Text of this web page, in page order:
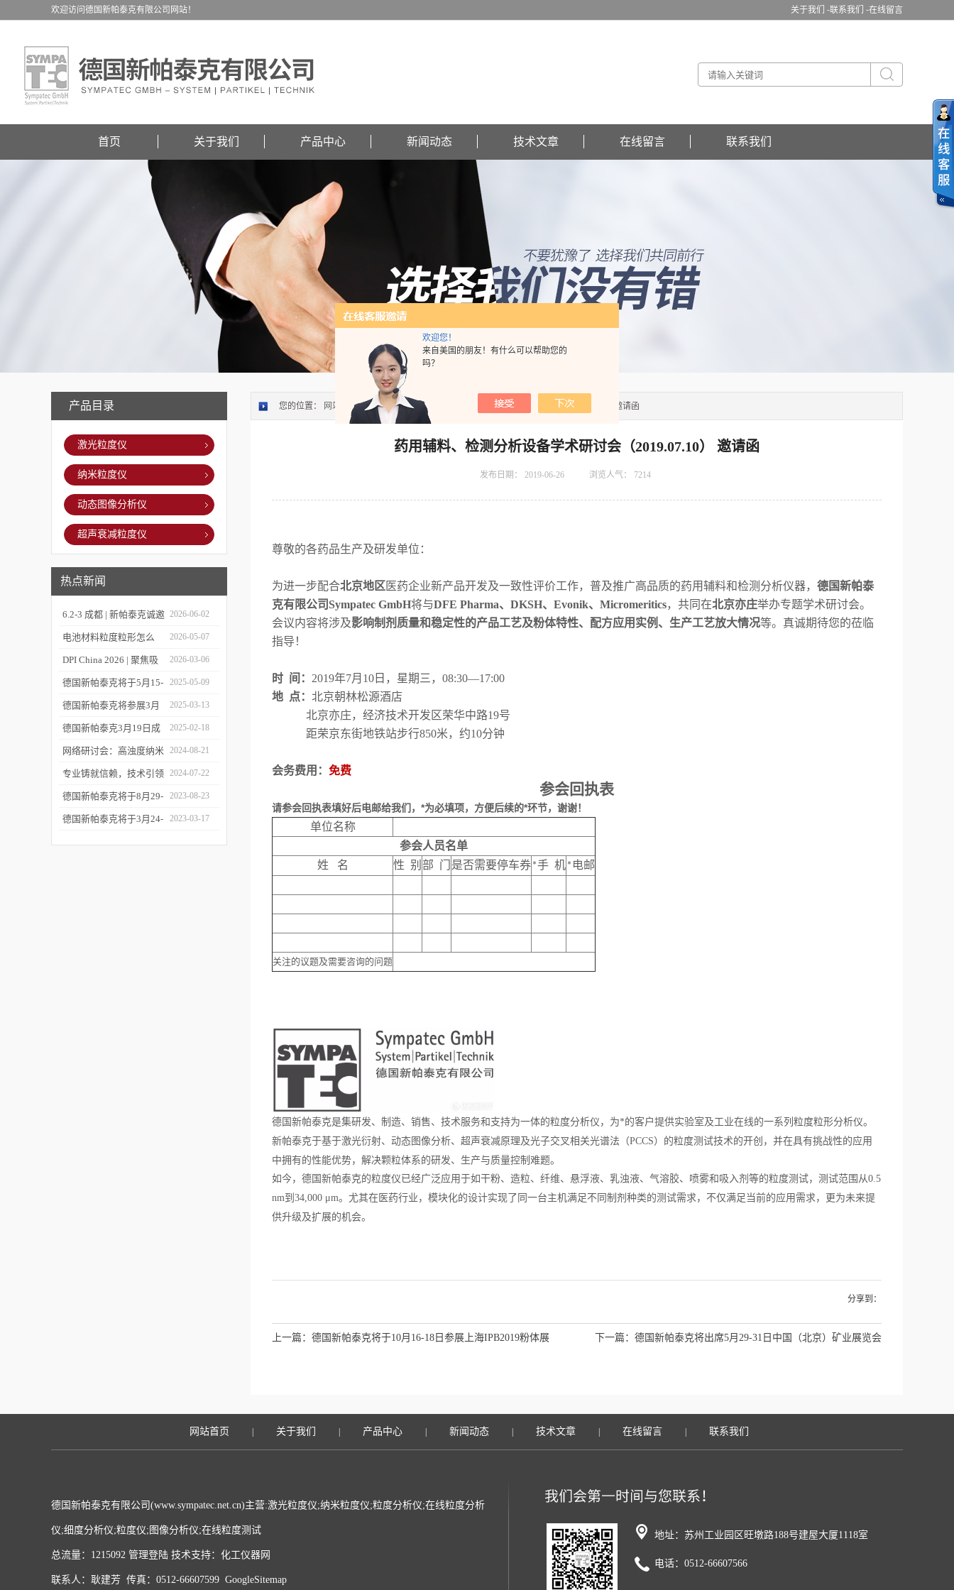
欢迎您！
来自美国的朋友！有什么可以帮助您的
吗？
关于我们 -联系我们 -在线留言
欢迎访问德国新帕泰克有限公司网站！
首页 关于我们 产品中心 新闻动态 技术文章 在线留言 联系我们
产品目录
激光粒度仪
纳米粒度仪
动态图像分析仪
超声衰减粒度仪
热点新闻
6.2-3 成都 | 新帕泰克诚邀
您相约CPI西南制药工业
大会
2026-06-02
电池材料粒度粒形怎么
测？德国新帕泰克邀您共
赴CIBF2026
2026-05-07
DPI China 2026 | 聚焦吸
入制剂前沿，共探技术创
新之路
2026-03-06
德国新帕泰克将于5月15-
17日参加深圳CIBF电池
展
2025-05-09
德国新帕泰克将参展3月
20-21日成都CPI制药工业
大会
2025-03-13
德国新帕泰克3月19日成
都粒度与粒形分析研讨会
诚邀参与
2025-02-18
网络研讨会：高浊度纳米
颗粒分散体系中的粒度分
析
2024-08-21
专业铸就信赖，技术引领
未来——新帕泰克中国20
周年
2024-07-22
德国新帕泰克将于8月29-
31日参加Formnext 2023
2023-08-23
德国新帕泰克将于3月24- 2023-03-17
您的位置： 网站首页>>新闻资讯>> 药用辅料、检测分析设备学术研讨会（2019.07.10） 邀请函
药用辅料、检测分析设备学术研讨会（2019.07.10） 邀请函
发布日期： 2019-06-26 浏览人气： 7214
尊敬的各药品生产及研发单位：
为进一步配合北京地区 医药企业新产品开发及一致性评价工作，普及推广高品质的药用辅料和检测分析仪器， 德国新帕泰
克有限公司 Sympatec GmbH将与DFE Pharma、 DKSH、 Evonik、 Micromeritics，共同在北京亦庄举办专题学术研讨会。
会议内容将涉及影响制剂质量和稳定性的产品工艺及粉体特性、配方应用实例、生产工艺放大情况等。真诚期待您的莅临
指导！
时 间： 2019年7月 10 日，星期三， 08:30—17:00
地 点： 北京朝林松源酒店
北京亦庄，经济技术开发区荣华中路19号
距荣京东街地铁站步行850米，约10分钟
会务费用： 免费
参会回执表
请参会回执表填好后电邮给我们，*为必填项，方便后续的*环节，谢谢！
单位名称
参会人员名单
姓
名 性 别 部 门 是否需要停车券*手 机* 电邮
关注的议题及需要咨询的问题
德国新帕泰克是集研发、制造、销售、技术服务和支持为一体的粒度分析仪，为*的客户提供实验室及工业在线的一系列粒度粒形分析仪。
新帕泰克于基于激光衍射、动态图像分析、超声衰减原理及光子交叉相关光谱法（PCCS）的粒度测试技术的开创，并在具有挑战性的应用
中拥有的性能优势，解决颗粒体系的研发、生产与质量控制难题。
如今，德国新帕泰克的粒度仪已经广泛应用于如干粉、造粒、纤维、悬浮液、乳浊液、气溶胶、喷雾和吸入剂等的粒度测试，测试范围从0.5
nm到 34,000 μm。尤其在医药行业，模块化的设计实现了同一台主机满足不同制剂种类的测试需求，不仅满足当前的应用需求，更为未来提
供升级及扩展的机会。
分享到：
上一篇： 德国新帕泰克将于10月16-18日参展上海IPB2019粉体展 下一篇： 德国新帕泰克将出席5月29-31日中国（北京）矿业展览会
网站首页 关于我们 产品中心 新闻动态 技术文章 在线留言 联系我们
德国新帕泰克有限公司(www.sympatec.net.cn)主营:激光粒度仪;纳米粒度仪;粒度分析仪;在线粒度分析
仪;细度分析仪;粒度仪;图像分析仪;在线粒度测试
总流量：1215092 管理登陆 技术支持： 化工仪器网
联系人：耿建芳 传真：0512-66607599 GoogleSitemap
地址：苏州工业园区旺墩路188号建屋大厦1118室
电话：0512-66607566